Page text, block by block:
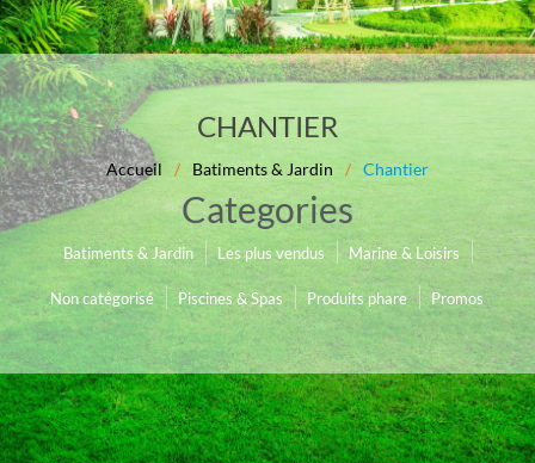
CHANTIER
Accueil / Batiments & Jardin / Chantier
Categories
Batiments & Jardin Les plus vendus Marine & Loisirs
Non catégorisé Piscines & Spas Produits phare Promos